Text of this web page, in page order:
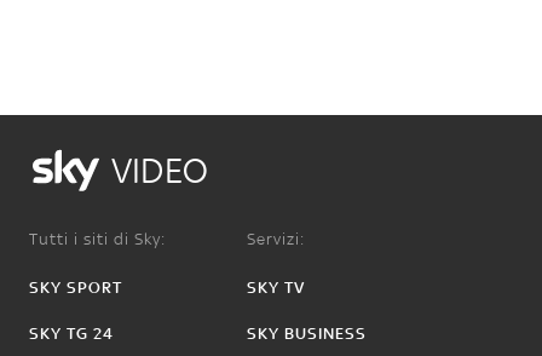
VIDEO
Tutti i siti di Sky:
SKY SPORT
SKY TG 24
Servizi:
SKY TV
SKY BUSINESS